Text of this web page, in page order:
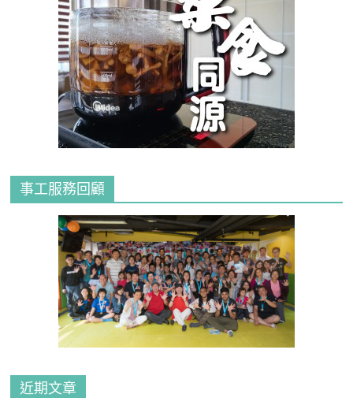
事工服務回顧
近期文章